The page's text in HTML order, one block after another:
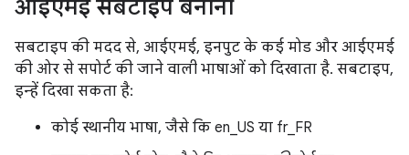
आईएमई सबटाइप बनाना
सबटाइप की मदद से, आईएमई, इनपुट के कई मोड और आईएमई
की ओर से सपोर्ट की जाने वाली भाषाओं को दिखाता है. सबटाइप,
इन्हें दिखा सकता है:
कोई स्थानीय भाषा, जैसे कि en_US या fr_FR